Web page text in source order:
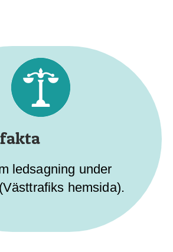
ledsagning under
(Västtrafiks hemsida).